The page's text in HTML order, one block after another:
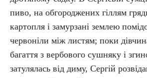
пиво, на обгороджених гіллям
картопля і замурзані землею
червоніли між листям; поки
багаття з вербового сушняку і
затулялась від диму, Сергій